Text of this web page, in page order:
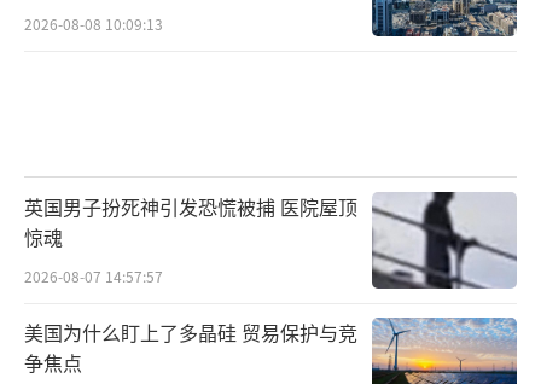
2026-08-08 10:09:13
英国男子扮死神引发恐慌被捕 医院屋顶
惊魂
2026-08-07 14:57:57
美国为什么盯上了多晶硅 贸易保护与竞
争焦点